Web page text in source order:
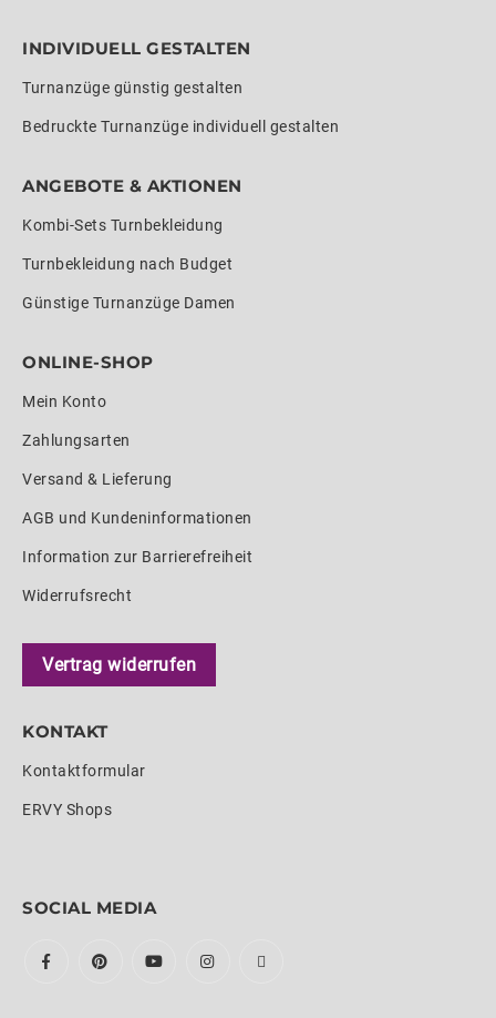
INDIVIDUELL GESTALTEN
Turnanzüge günstig gestalten
Bedruckte Turnanzüge individuell gestalten
ANGEBOTE & AKTIONEN
Kombi-Sets Turnbekleidung
Turnbekleidung nach Budget
Günstige Turnanzüge Damen
ONLINE-SHOP
Mein Konto
Zahlungsarten
Versand & Lieferung
AGB und Kundeninformationen
Information zur Barrierefreiheit
Widerrufsrecht
Vertrag widerrufen
KONTAKT
Kontaktformular
ERVY Shops
SOCIAL MEDIA